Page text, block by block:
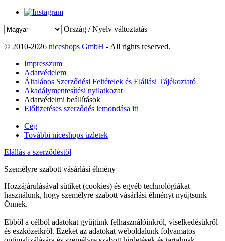
Ország / Nyelv változtatás
© 2010-2026 niceshops GmbH - All rights reserved.
Impresszum
Adatvédelem
Általános Szerződési Feltételek és Elállási Tájékoztató
Akadálymentesítési nyilatkozat
Adatvédelmi beállítások
Előfizetéses szerződés lemondása itt
Cég
További niceshops üzletek
Elállás a szerződéstől
Személyre szabott vásárlási élmény
Hozzájárulásával sütiket (cookies) és egyéb technológiákat
használunk, hogy személyre szabott vásárlási élményt nyújtsunk
Önnek.
Ebből a célból adatokat gyűjtünk felhasználóinkról, viselkedésükről
és eszközeikről. Ezeket az adatokat weboldalunk folyamatos